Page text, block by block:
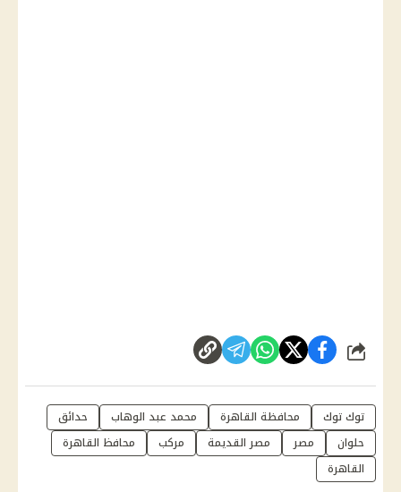
شارك
توك توك محافظة القاهرة محمد عبد الوهاب
حدائق
حلوان
مصر مصر القديمة مركب
محافظ القاهرة
القاهرة